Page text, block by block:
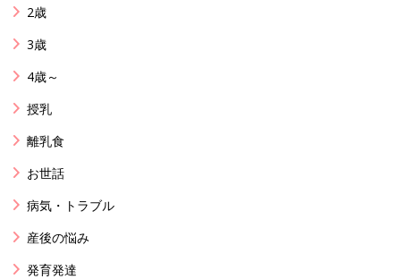
2歳
3歳
4歳～
授乳
離乳食
お世話
病気・トラブル
産後の悩み
発育発達